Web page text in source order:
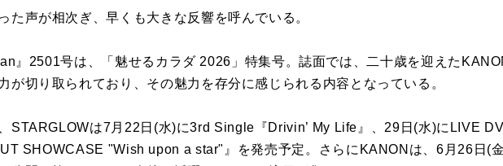
た声が相次ぎ、早くも大きな反響を呼んでいる。
』2501号は、「魅せるカラダ 2026」特集号。誌面では、二十歳を迎えた
が切り取られており、その魅力を存分に感じられる内容となっている。
STARGLOWは7月22日(水)に3rd Single『Drivin’ My Life』、29日(水)にLIVE
SHOWCASE "Wish upon a star"』を発売予定。さらにKANONは、6月26日(